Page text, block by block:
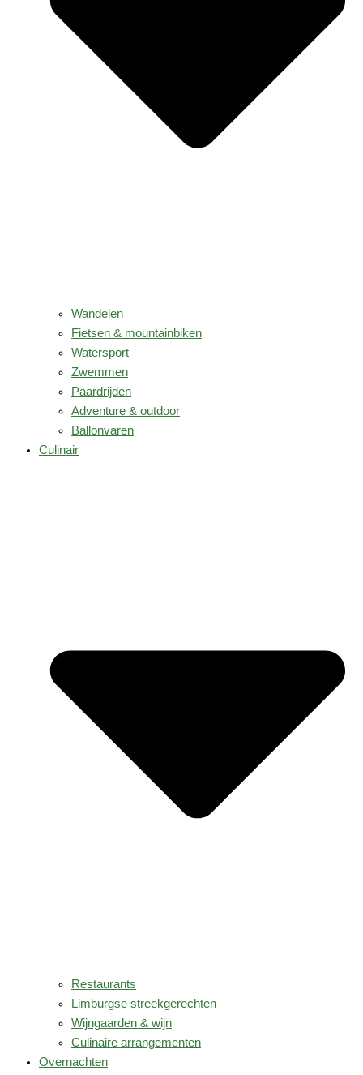
Wandelen
Fietsen & mountainbiken
Watersport
Zwemmen
Paardrijden
Adventure & outdoor
Ballonvaren
Culinair
Restaurants
Limburgse streekgerechten
Wijngaarden & wijn
Culinaire arrangementen
Overnachten